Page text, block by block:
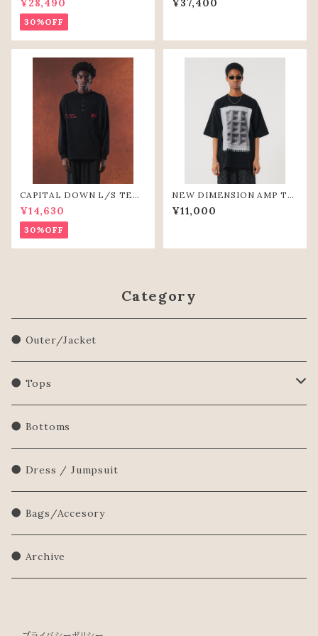
¥28,490
30%OFF
¥37,400
CAPITAL DOWN L/S TEE
(BLK)
¥14,630
30%OFF
NEW DIMENSION AMP TE
E (BLK)
¥11,000
Category
● Outer/Jacket
● Tops
Shirts/Blouse
Sweatershirt
Sweater
● Bottoms
● Dress / Jumpsuit
● Bags/Accesory
● Archive